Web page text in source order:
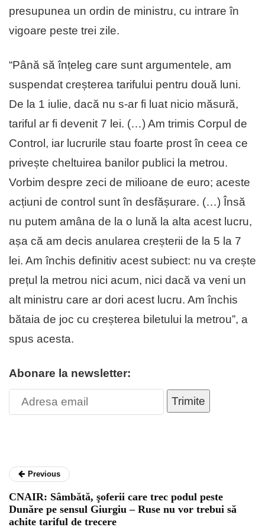
presupunea un ordin de ministru, cu intrare în
vigoare peste trei zile.
“Până să înțeleg care sunt argumentele, am
suspendat creșterea tarifului pentru două luni.
De la 1 iulie, dacă nu s-ar fi luat nicio măsură,
tariful ar fi devenit 7 lei. (…) Am trimis Corpul de
Control, iar lucrurile stau foarte prost în ceea ce
privește cheltuirea banilor publici la metrou.
Vorbim despre zeci de milioane de euro; aceste
acțiuni de control sunt în desfășurare. (…) Însă
nu putem amâna de la o lună la alta acest lucru,
așa că am decis anularea creșterii de la 5 la 7
lei. Am închis definitiv acest subiect: nu va crește
prețul la metrou nici acum, nici dacă va veni un
alt ministru care ar dori acest lucru. Am închis
bătaia de joc cu creșterea biletului la metrou”, a
spus acesta.
Abonare la newsletter:
Trimite
Previous
CNAIR: Sâmbătă, şoferii care trec podul peste
Dunăre pe sensul Giurgiu – Ruse nu vor trebui să
achite tariful de trecere